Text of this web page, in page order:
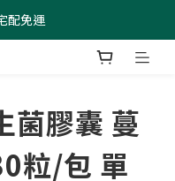
配免運
配免運
現領現折
菌膠囊 蔓
粒/包 單